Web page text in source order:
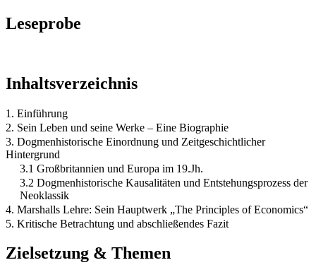
Leseprobe
Inhaltsverzeichnis
1. Einführung
2. Sein Leben und seine Werke – Eine Biographie
3. Dogmenhistorische Einordnung und Zeitgeschichtlicher
Hintergrund
3.1 Großbritannien und Europa im 19.Jh.
3.2 Dogmenhistorische Kausalitäten und Entstehungsprozess der
Neoklassik
4. Marshalls Lehre: Sein Hauptwerk „The Principles of Economics“
5. Kritische Betrachtung und abschließendes Fazit
Zielsetzung & Themen